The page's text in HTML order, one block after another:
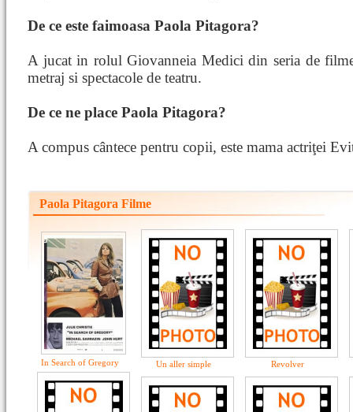
De ce este faimoasa Paola Pitagora?
A jucat in rolul Giovanneia Medici din seria de
metraj si spectacole de teatru.
De ce ne place Paola Pitagora?
A compus cântece pentru copii, este mama actriţei
Paola Pitagora Filme
In Search of Gregory Un aller simple Revolver